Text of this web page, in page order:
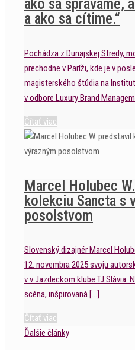
ako sa správame,
a ako sa cítime.“
Pochádza z Dunajskej Stredy,
prechodne v Paríži, kde je v
magisterského štúdia na
v odbore Luxury Brand
Čítať viac
Marcel Holubec
kolekciu Sancta s
posolstvom
Slovenský dizajnér Marcel
12. novembra 2025 svoju
v v Jazdeckom klube TJ Slávia.
scéna, inšpirovaná […]
Čítať viac
Ďalšie články